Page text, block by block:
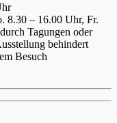
8.30 – 16.00 Uhr, Fr.
Tagungen oder
behindert
Besuch